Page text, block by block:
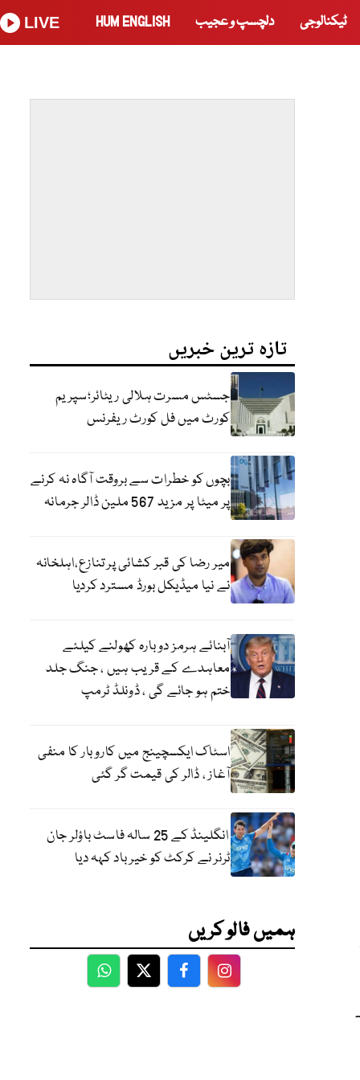
ٹیکنالوجی دلچسپ و عجیب HUM ENGLISH
LIVE
تازہ ترین خبریں
جسٹس مسرت ہلالی ریٹائر؛سپریم
کورٹ میں فل کورٹ ریفرنس
بچوں کو خطرات سے بروقت آگاہ نہ کرنے
پر میٹا پر مزید 567 ملین ڈالر جرمانہ
میر رضا کی قبر کشائی پر تنازع،اہلخانہ
نے نیا میڈیکل بورڈ مسترد کردیا
آبنائے ہرمز دوبارہ کھولنے کیلئے
معاہدے کے قریب ہیں ، جنگ جلد
ختم ہو جائے گی ، ڈونلڈ ٹرمپ
اسٹاک ایکسچینج میں کاروبار کا منفی
آغاز ، ڈالر کی قیمت گر گئی
انگلینڈ کے 25 سالہ فاسٹ باؤلر جان
ٹرنر نے کرکٹ کو خیر باد کہہ دیا
ہمیں فالو کریں
WhatsApp
TwitterFacebookFacebook